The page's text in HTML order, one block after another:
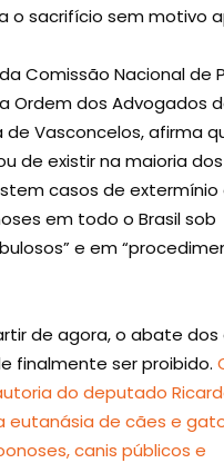
o sacrifício sem motivo
Comissão Nacional de
Ordem dos Advogados
de Vasconcelos, afirma
de existir na maioria
casos de extermínio
em todo o Brasil sob
e em
de agora, o abate dos
finalmente ser proibido.
do deputado
eutanásia de cães e
canis públicos e